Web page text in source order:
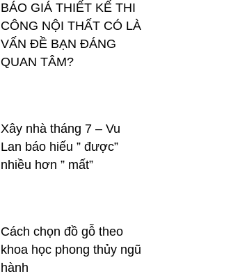
BÁO GIÁ THIẾT KẾ THI
CÔNG NỘI THẤT CÓ LÀ
VẤN ĐỀ BẠN ĐÁNG
QUAN TÂM?
Xây nhà tháng 7 – Vu
Lan báo hiếu ” được”
nhiều hơn ” mất”
Cách chọn đồ gỗ theo
khoa học phong thủy ngũ
hành